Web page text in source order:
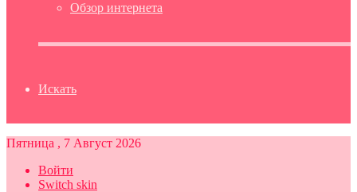
Обзор интернета
Искать
Пятница , 7 Август 2026
Войти
Switch skin